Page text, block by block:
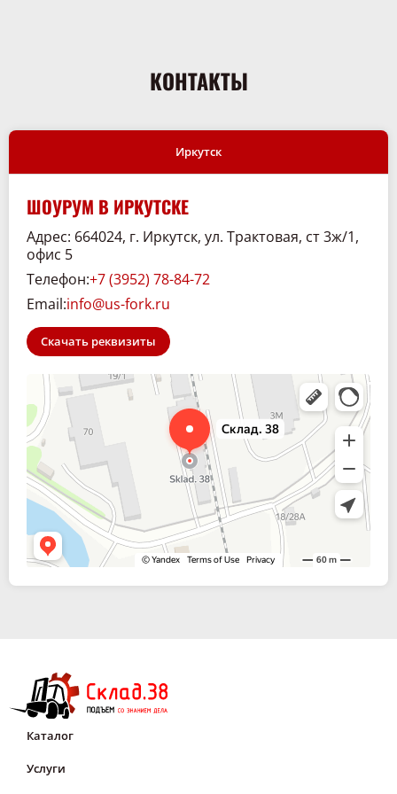
соединение особенно прочное и устойчивое и обеспечивает
высокую жесткость и идеальное сцепление без
шину на ободе. Затем идет слой - смесь чрезвычайно
Последним слоем является профильная смесь. Она чрезвычайно
КОНТАКТЫ
Иркутск
ШОУРУМ В ИРКУТСКЕ
Адрес: 664024, г. Иркутск, ул. Трактовая, ст 3ж/1,
офис 5
Телефон:+7 (3952) 78-84-72
Email:info@us-fork.ru
Скачать реквизиты
Склад. 38
Спецтехника и спецавтомобили в Иркутске
Каталог
Услуги